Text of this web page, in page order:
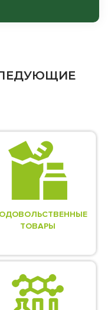
ТОВАРЫ